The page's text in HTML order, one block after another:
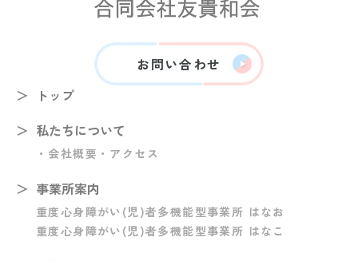
お問い合わせ
トップ
私たちについて
・会社概要 ・アクセス
事業所案内
重度心身障がい(児)者多機能型事業所 はなお
重度心身障がい(児)者多機能型事業所 はなこ